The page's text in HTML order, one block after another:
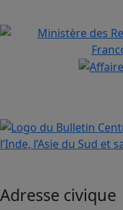
Adresse civique